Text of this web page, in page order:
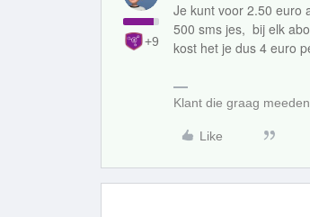
+9
Je kunt voor 2.50 euro
500 sms jes, bij elk
kost het je dus 4 euro
Klant die graag
Like